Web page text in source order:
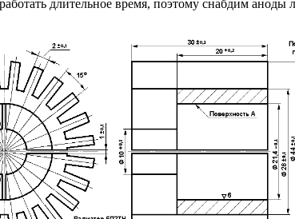
длительное время, поэтому снабдим